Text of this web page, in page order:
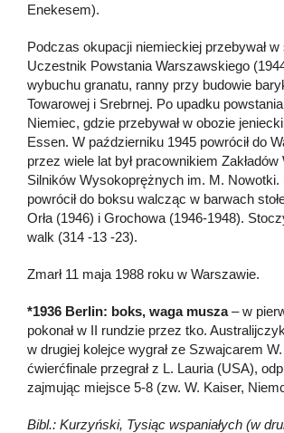
Enekesem).
Podczas okupacji niemieckiej przebywał w
Uczestnik Powstania Warszawskiego
wybuchu granatu, ranny przy budowie
Towarowej i Srebrnej. Po upadku
Niemiec, gdzie przebywał w obozie
Essen. W październiku 1945 powrócił do
przez wiele lat był pracownikiem
Silników Wysokoprężnych im. M. Nowotki.
powrócił do boksu walcząc w barwach
Orła (1946) i Grochowa (1946-1948).
walk (314 -13 -23).
Zmarł 11 maja 1988 roku w Warszawie.
*1936 Berlin: boks, waga musza– w
pokonał w II rundzie przez tko.
w drugiej kolejce wygrał ze Szwajcarem
ćwierćfinale przegrał z L. Lauria (USA),
zajmując miejsce 5-8 (zw. W. Kaiser,
Bibl.: Kurzyński, Tysiąc wspaniałych (w